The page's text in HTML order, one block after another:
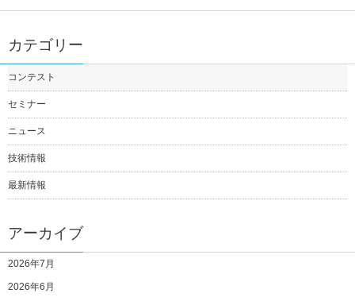
カテゴリー
コンテスト
セミナー
ニュース
技術情報
最新情報
アーカイブ
2026年7月
2026年6月